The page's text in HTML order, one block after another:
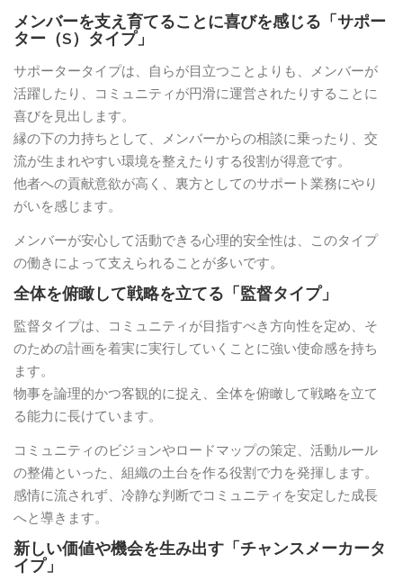
メンバーを支え育てることに喜びを感じる「サポー
ター（S）タイプ」
サポータータイプは、自らが目立つことよりも、メンバーが
活躍したり、コミュニティが円滑に運営されたりすることに
喜びを見出します。
縁の下の力持ちとして、メンバーからの相談に乗ったり、交
流が生まれやすい環境を整えたりする役割が得意です。
他者への貢献意欲が高く、裏方としてのサポート業務にやり
がいを感じます。
メンバーが安心して活動できる心理的安全性は、このタイプ
の働きによって支えられることが多いです。
全体を俯瞰して戦略を立てる「監督タイプ」
監督タイプは、コミュニティが目指すべき方向性を定め、そ
のための計画を着実に実行していくことに強い使命感を持ち
ます。
物事を論理的かつ客観的に捉え、全体を俯瞰して戦略を立て
る能力に長けています。
コミュニティのビジョンやロードマップの策定、活動ルール
の整備といった、組織の土台を作る役割で力を発揮します。
感情に流されず、冷静な判断でコミュニティを安定した成長
へと導きます。
新しい価値や機会を生み出す「チャンスメーカータ
イプ」